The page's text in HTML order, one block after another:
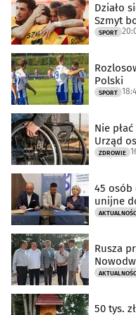
Działo
Szmyt
SPORT
Polski
SPORT
Nie
Urząd
ZDROWIE
45 osób
unijne
Rusza
50 tys.